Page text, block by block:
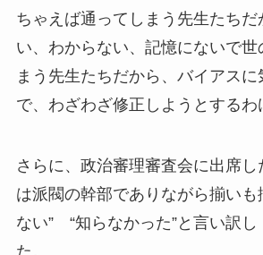
ちゃえば通ってしまう先生たちだ
い、わからない、記憶にないで世
まう先生たちだから、バイアス
で、わざわざ修正しようとするわ
さらに、政治審理審査会に出席
は派閥の幹部でありながら揃いも
ない” “知らなかった”と言い訳し
た